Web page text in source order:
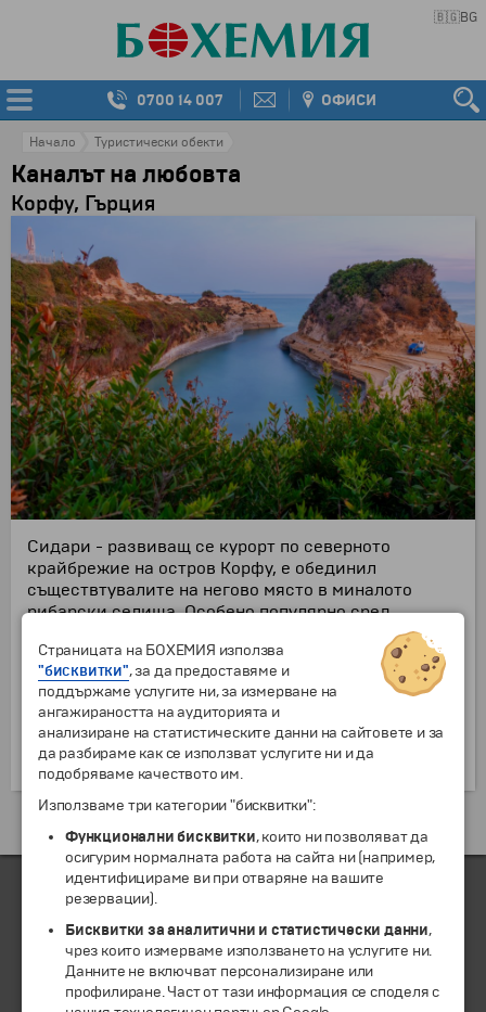
🇧🇬BG
0700 14 007 ОФИСИ
Начало Туристически обекти
Каналът на любовта
Корфу, Гърция
Сидари - развиващ се курорт по северното
крайбрежие на остров Корфу, е обединил
съществтувалите на негово място в миналото
рибарски селища. Особено популярно сред
британските туристи, мястото се отличава с
многото барове и таверни, и процъфтяващият
нощен живот. Интерес представляват и
прекрасните пясъчни плажове.
На запад по крайбрежието се намира и
известният Канал на любовта - няколко малки
романтични залива, врязани сред пясъчниците.
ЧЛЕН НА
Страницата на БОХЕМИЯ използва
"бисквитки", за да предоставяме и
поддържаме услугите ни, за измерване на
ангажираността на аудиторията и
анализиране на статистическите данни на сайтовете и за
да разбираме как се използват услугите ни и да
подобряваме качеството им.
Използваме три категории "бисквитки":
Функционални бисквитки, които ни позволяват да
осигурим нормалната работа на сайта ни (например,
идентифицираме ви при отваряне на вашите
резервации).
Бисквитки за аналитични и статистически данни,
чрез които измерваме използването на услугите ни.
Данните не включват персонализиране или
профилиране. Част от тази информация се споделя с